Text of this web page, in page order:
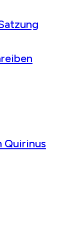
Quirinus